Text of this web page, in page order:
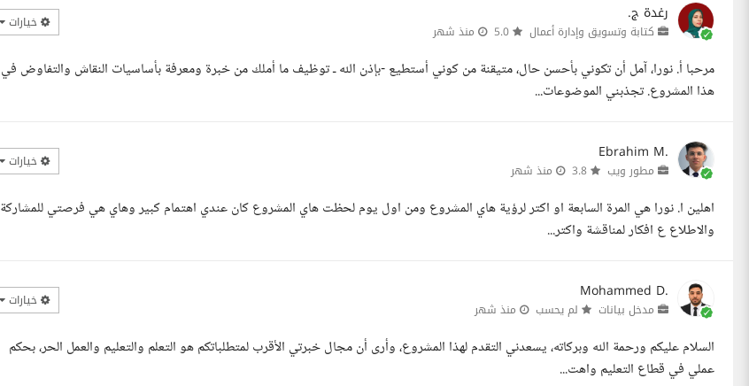
رغدة ج.
كتابة وتسويق وإدارة أعمال منذ شهر خيارات
مرحبا أ. نورا، آمل أن تكوني بأحسن حال، متيقنة من كوني أستطيع -بإذن الله ـ توظيف ما أملك من خبرة ومعرفة بأساسيات النقاش والتفاوض في
هذا المشروع. تجذبني الموضوعات...
Ebrahim M.
مطور ويب منذ شهر خيارات
اهلين ا. نورا هي المرة السابعة او اكتر لرؤية هاي المشروع ومن اول يوم لحظت هاي المشروع كان عندي اهتمام كبير وهاي هي فرصتي للمشاركة
والاطلاع ع افكار لمناقشة واكتر...
Mohammed D.
مدخل بيانات لم يحسب منذ شهر خيارات
السلام عليكم ورحمة الله وبركاته، يسعدني التقدم لهذا المشروع، وأرى أن مجال خبرتي الأقرب لمتطلباتكم هو التعلم والتعليم والعمل الحر، بحكم
عملي في قطاع التعليم واهت...